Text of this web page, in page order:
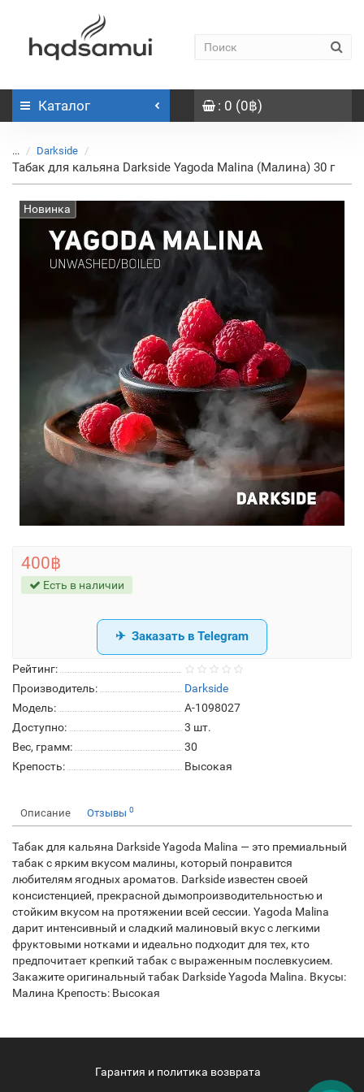
Каталог : 0 (0฿)
... Darkside
Табак для кальяна Darkside Yagoda Malina (Малина) 30 г
Новинка
Рейтинг:
Производитель:
Darkside
Модель:
A-1098027
Доступно:
3 шт.
Вес, грамм:
30
Крепость:
Высокая
400฿
Есть в наличии
Заказать в Telegram
Описание Отзывы 0
Табак для кальяна Darkside Yagoda Malina — это премиальный
табак с ярким вкусом малины, который понравится
любителям ягодных ароматов. Darkside известен своей
консистенцией, прекрасной дымопроизводительностью и
стойким вкусом на протяжении всей сессии. Yagoda Malina
дарит интенсивный и сладкий малиновый вкус с легкими
фруктовыми нотками и идеально подходит для тех, кто
предпочитает крепкий табак с выраженным послевкусием.
Закажите оригинальный табак Darkside Yagoda Malina. Вкусы:
Малина Крепость: Высокая
Гарантия и политика возврата